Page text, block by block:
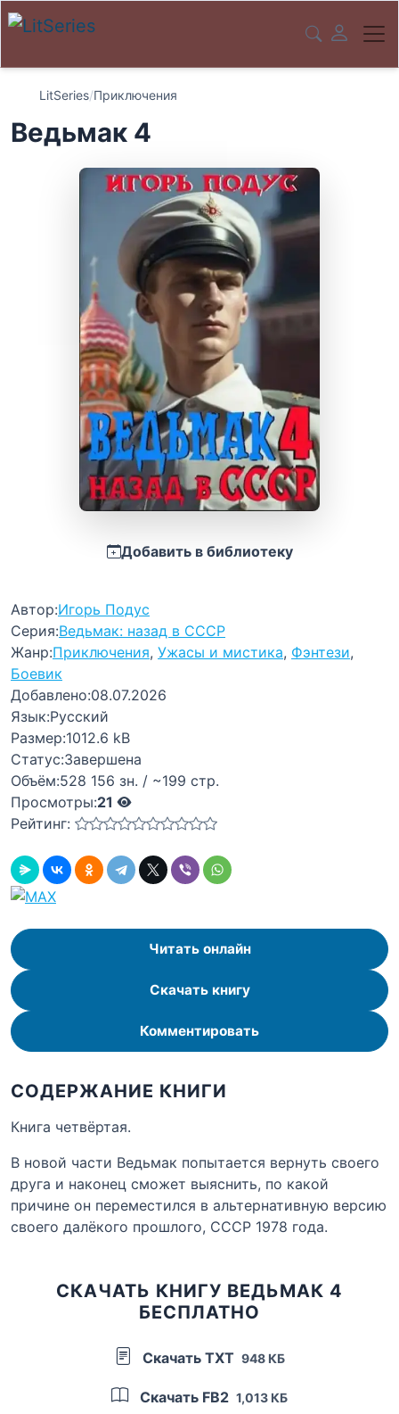
LitSeries/Приключения
Ведьмак 4
Добавить в библиотеку
Автор:Игорь Подус
Серия:Ведьмак: назад в СССР
Жанр:Приключения, Ужасы и мистика, Фэнтези,
Боевик
Добавлено:08.07.2026
Язык:Русский
Размер:1012.6 kB
Статус:Завершена
Объём:528 156 зн. / ~199 стр.
Просмотры:21
Рейтинг:
Читать онлайн
Скачать книгу
Комментировать
СОДЕРЖАНИЕ КНИГИ
Книга четвёртая.
В новой части Ведьмак попытается вернуть своего
друга и наконец сможет выяснить, по какой
причине он переместился в альтернативную версию
своего далёкого прошлого, СССР 1978 года.
СКАЧАТЬ КНИГУ ВЕДЬМАК 4
БЕСПЛАТНО
Скачать TXT 948 КБ
Скачать FB2 1,013 КБ